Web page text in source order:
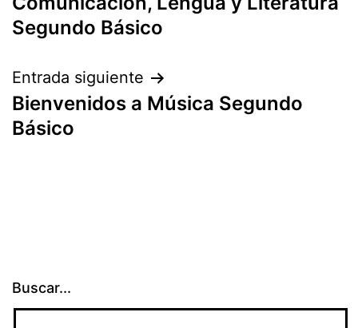
entradas
Segundo Básico
Entrada siguiente
Bienvenidos a Música Segundo
Básico
Buscar...